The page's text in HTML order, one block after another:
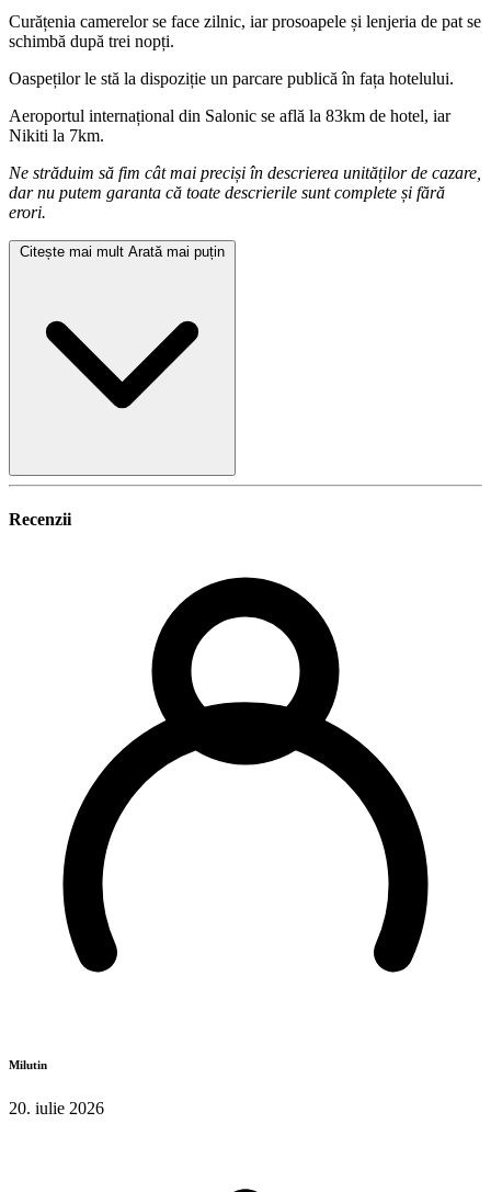
Curățenia camerelor se face zilnic, iar prosoapele și lenjeria de pat se
schimbă după trei nopți.
Oaspeților le stă la dispoziție un parcare publică în fața hotelului.
Aeroportul internațional din Salonic se află la 83km de hotel, iar
Nikiti la 7km.
Ne străduim să fim cât mai preciși în descrierea unităților de cazare,
dar nu putem garanta că toate descrierile sunt complete și fără
erori.
Citește mai mult Arată mai puțin
Recenzii
Milutin
20. iulie 2026